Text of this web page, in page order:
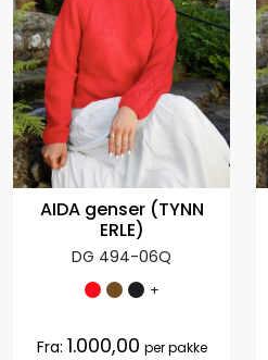
AIDA genser (TYNN
ERLE)
DG 494-06Q
+
Fra: 1.000,00 per pakke